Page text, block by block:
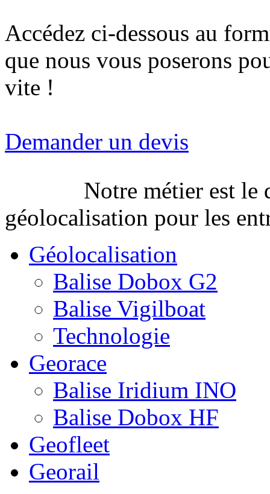
Accédez ci-dessous au
que nous vous poserons
vite !
Demander un devis
Notre métier est le
géolocalisation pour les
Géolocalisation
Balise Dobox G2
Balise Vigilboat
Technologie
Georace
Balise Iridium INO
Balise Dobox HF
Geofleet
Georail